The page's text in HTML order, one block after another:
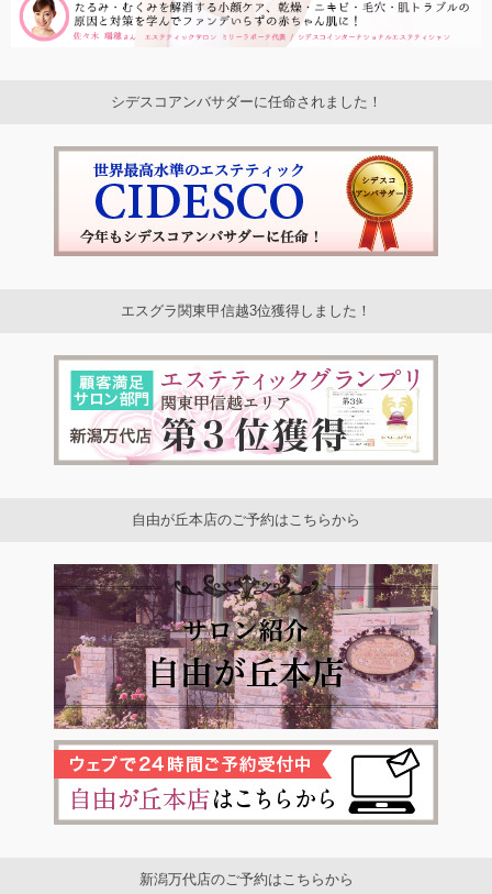
シデスコアンバサダーに任命されました！
エスグラ関東甲信越3位獲得しました！
自由が丘本店のご予約はこちらから
新潟万代店のご予約はこちらから